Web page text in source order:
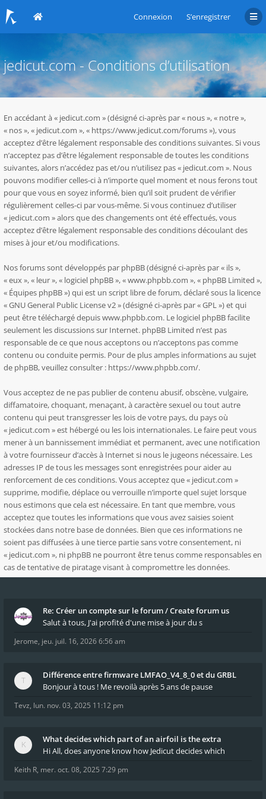
Connexion S’enregistrer
jedicut.com - Conditions d’utilisation
En accédant à « jedicut.com » (désigné ci-après par « nous », « notre »,
« nos », « jedicut.com », « https://www.jedicut.com/forums »), vous
acceptez d’être légalement responsable des conditions suivantes. Si vous
n’acceptez pas d’être légalement responsable de toutes les conditions
suivantes, alors n’accédez pas et/ou n’utilisez pas « jedicut.com ». Nous
pouvons modifier celles-ci à n’importe quel moment et nous ferons tout
pour que vous en soyez informé, bien qu’il soit prudent de vérifier
régulièrement celles-ci par vous-même. Si vous continuez d’utiliser
« jedicut.com » alors que des changements ont été effectués, vous
acceptez d’être légalement responsable des conditions découlant des
mises à jour et/ou modifications.
Nos forums sont développés par phpBB (désigné ci-après par « ils »,
« eux », « leur », « logiciel phpBB », « www.phpbb.com », « phpBB Limited »,
« Équipes phpBB ») qui est un script libre de forum, déclaré sous la licence
«GNU General Public License v2» (désigné ci-après par « GPL ») et qui
peut être téléchargé depuiswww.phpbb.com. Le logiciel phpBB facilite
seulement les discussions sur Internet. phpBB Limited n’est pas
responsable de ce que nous acceptons ou n’acceptons pas comme
contenu ou conduite permis. Pour de plus amples informations au sujet
de phpBB, veuillez consulter : https://www.phpbb.com/.
Vous acceptez de ne pas publier de contenu abusif, obscène, vulgaire,
diffamatoire, choquant, menaçant, à caractère sexuel ou tout autre
contenu qui peut transgresser les lois de votre pays, du pays où
« jedicut.com » est hébergé ou les lois internationales. Le faire peut vous
mener à un bannissement immédiat et permanent, avec une notification
à votre fournisseur d’accès à Internet si nous le jugeons nécessaire. Les
adresses IP de tous les messages sont enregistrées pour aider au
renforcement de ces conditions. Vous acceptez que « jedicut.com »
supprime, modifie, déplace ou verrouille n’importe quel sujet lorsque
nous estimons que cela est nécessaire. En tant que membre, vous
acceptez que toutes les informations que vous avez saisies soient
stockées dans notre base de données. Bien que ces informations ne
soient pas diffusées à une tierce partie sans votre consentement, ni
« jedicut.com », ni phpBB ne pourront être tenus comme responsables en
cas de tentative de piratage visant à compromettre les données.
Re: Créer un compte sur le forum / Create forum us
Salut à tous, J'ai profité d'une mise à jour du s
Jerome, jeu. juil. 16, 2026 6:56 am
Différence entre firmware LMFAO_V4_8_0 et du GRBL
Bonjour à tous ! Me revoilà après 5 ans de pause
Tevz, lun. nov. 03, 2025 11:12 pm
What decides which part of an airfoil is the extra
Hi All, does anyone know how Jedicut decides which
Keith R, mer. oct. 08, 2025 7:29 pm